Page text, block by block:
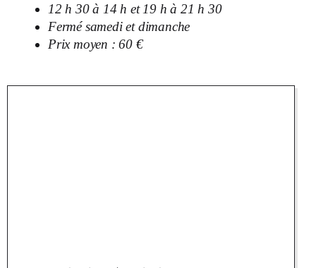
12 h 30 à 14 h et 19 h à 21 h 30
Fermé samedi et dimanche
Prix moyen : 60 €